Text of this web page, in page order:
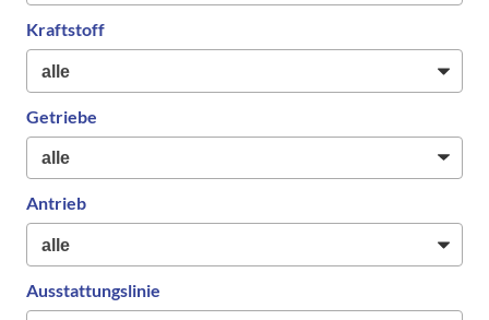
Kraftstoff
Getriebe
Antrieb
Ausstattungslinie